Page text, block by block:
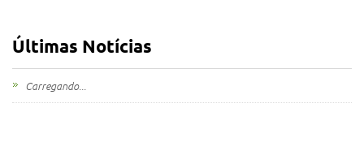
Últimas Notícias
Carregando...